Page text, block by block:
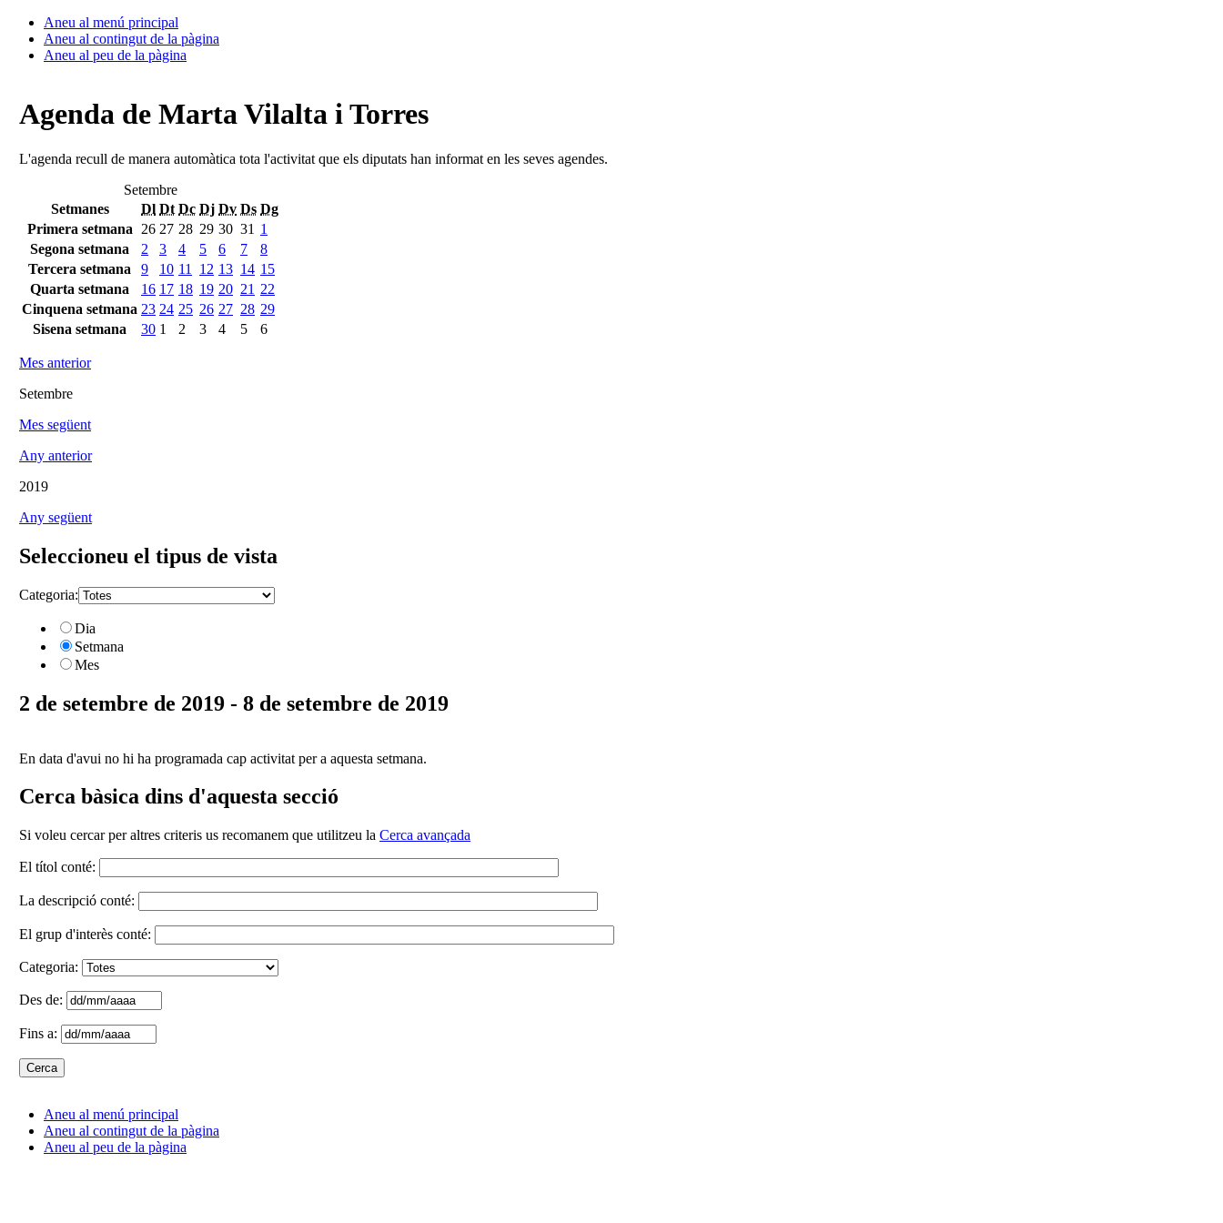
Aneu al menú principal
Aneu al contingut de la pàgina
Aneu al peu de la pàgina
Agenda de Marta Vilalta i Torres
L'agenda recull de manera automàtica tota l'activitat que els diputats han informat en les seves agendes.
Setembre
Setmanes
Dl Dt Dc Dj Dv Ds Dg
Primera setmana
26 27 28 29 30 31 1
Segona setmana
2 3 4 5 6 7
8
Tercera setmana
9 10 11 12 13 14 15
Quarta setmana
16 17 18 19 20 21 22
Cinquena setmana 23 24 25 26 27 28 29
Sisena setmana
30 1 2 3 4 5 6
Mes anterior
Setembre
Mes següent
Any anterior
2019
Any següent
Seleccioneu el tipus de vista
Categoria:
Dia
Setmana
Mes
2 de setembre de 2019 - 8 de setembre de 2019
En data d'avui no hi ha programada cap activitat per a aquesta setmana.
Cerca bàsica dins d'aquesta secció
Si voleu cercar per altres criteris us recomanem que utilitzeu la Cerca avançada
El títol conté:
La descripció conté:
El grup d'interès conté:
Categoria:
Des de:
Fins a:
Aneu al menú principal
Aneu al contingut de la pàgina
Aneu al peu de la pàgina